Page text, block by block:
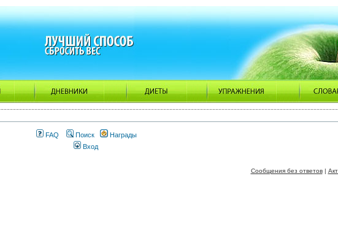
FAQ Поиск
Награды
Вход
Сообщения без ответов|